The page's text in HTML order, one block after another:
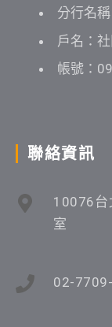
分行名
戶名：
帳號：
聯絡資訊
10076台
室
02-